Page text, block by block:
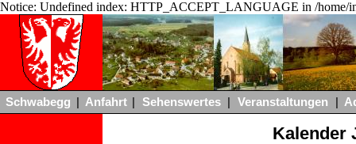
Notice: Undefined index: HTTP_ACCEPT_LANGUAGE in /home/
Schwabegg Anfahrt Sehenswertes Veranstaltungen
Kalender